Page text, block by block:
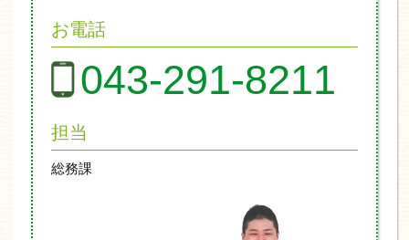
お電話
043-291-8211
担当
総務課